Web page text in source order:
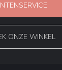
ONZE WINKEL